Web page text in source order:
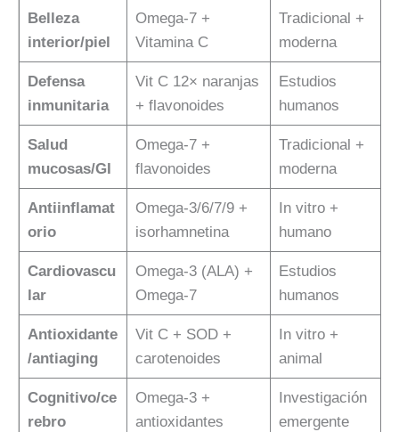
Belleza
interior/piel
Omega-7 +
Vitamina C
Tradicional +
moderna
Defensa
inmunitaria
Vit C 12× naranjas
+ flavonoides
Estudios
humanos
Salud
mucosas/GI
Omega-7 +
flavonoides
Tradicional +
moderna
Antiinflamat
orio
Omega-3/6/7/9 +
isorhamnetina
In vitro +
humano
Cardiovascu
lar
Omega-3 (ALA) +
Omega-7
Estudios
humanos
Antioxidante
/antiaging
Vit C + SOD +
carotenoides
In vitro +
animal
Cognitivo/ce
rebro
Omega-3 +
antioxidantes
Investigación
emergente